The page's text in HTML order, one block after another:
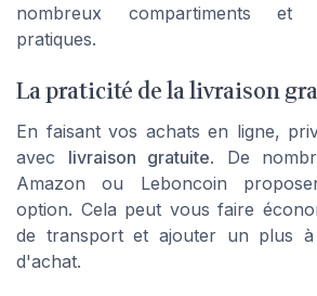
nombreux compartiments et
pratiques.
La praticité de la livraison
En faisant vos achats en ligne,
avec livraison gratuite. De
Amazon ou Leboncoin
option. Cela peut vous faire
de transport et ajouter un plus à
d'achat.